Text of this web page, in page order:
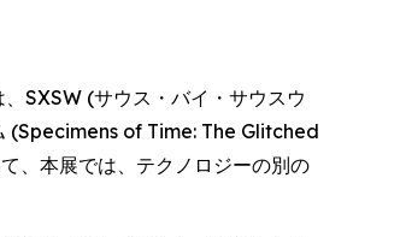
SXSW (サウス・バイ・サウスウ
(Specimens of Time: The Glitched
、本展では、テクノロジーの別の